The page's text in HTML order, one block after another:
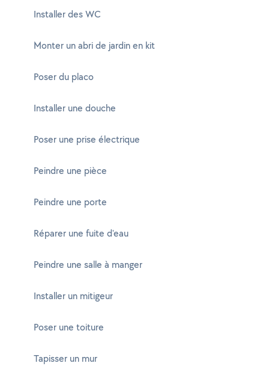
Installer des WC
Monter un abri de jardin en kit
Poser du placo
Installer une douche
Poser une prise électrique
Peindre une pièce
Peindre une porte
Réparer une fuite d'eau
Peindre une salle à manger
Installer un mitigeur
Poser une toiture
Tapisser un mur